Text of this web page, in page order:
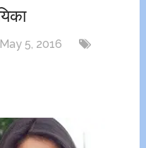
May 5, 2016